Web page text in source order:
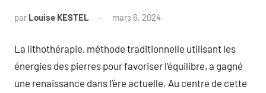
par Louise KESTEL mars 6, 2024
La lithothérapie, méthode traditionnelle utilisant les
énergies des pierres pour favoriser l’équilibre, a gagné
une renaissance dans l’ère actuelle. Au centre de cette